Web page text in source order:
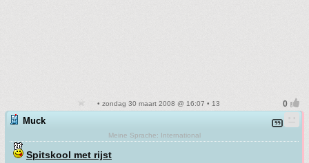
• zondag 30 maart 2008 @ 16:07 • 13
Muck
Meine Sprache: International
Spitskool met rijst